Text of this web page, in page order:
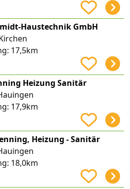
Haustechnik GmbH
17,5km
Heizung Sanitär
17,9km
Heizung - Sanitär
18,0km